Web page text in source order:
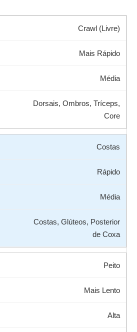
Crawl (Livre)
Mais Rápido
Média
Dorsais, Ombros, Tríceps,
Core
Costas
Rápido
Média
Costas, Glúteos, Posterior
de Coxa
Peito
Mais Lento
Alta